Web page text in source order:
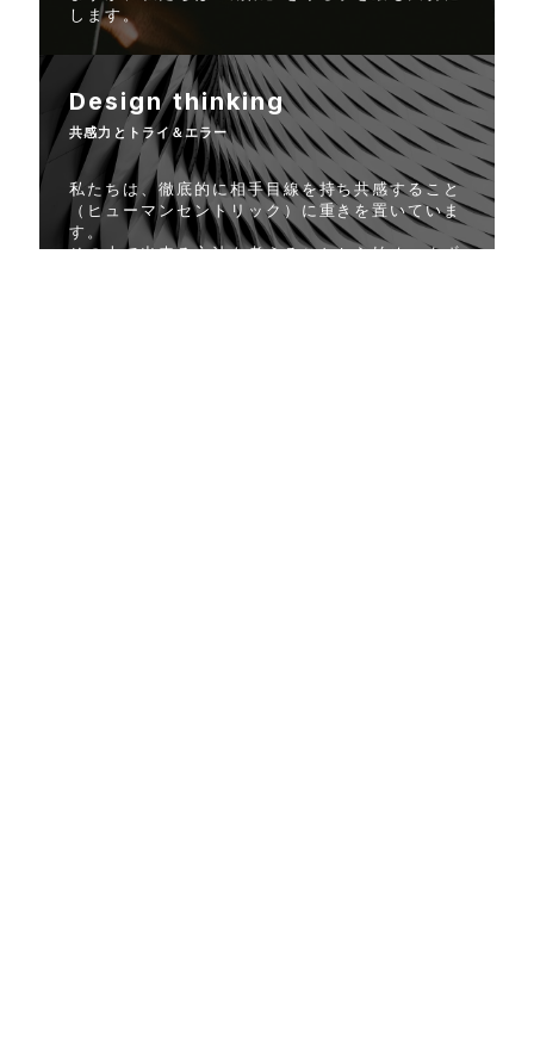
します。
Design thinking
共感力とトライ＆エラー
私たちは、徹底的に相手目線を持ち共感すること
（ヒューマンセントリック）に重きを置いていま
す。
その上で出来る方法を考えることから始め、まず